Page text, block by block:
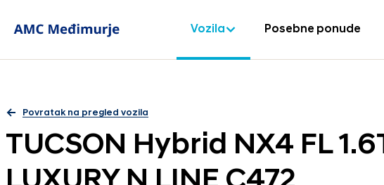
Vozila Posebne ponude
Povratak na pregled vozila
TUCSON Hybrid NX4 FL